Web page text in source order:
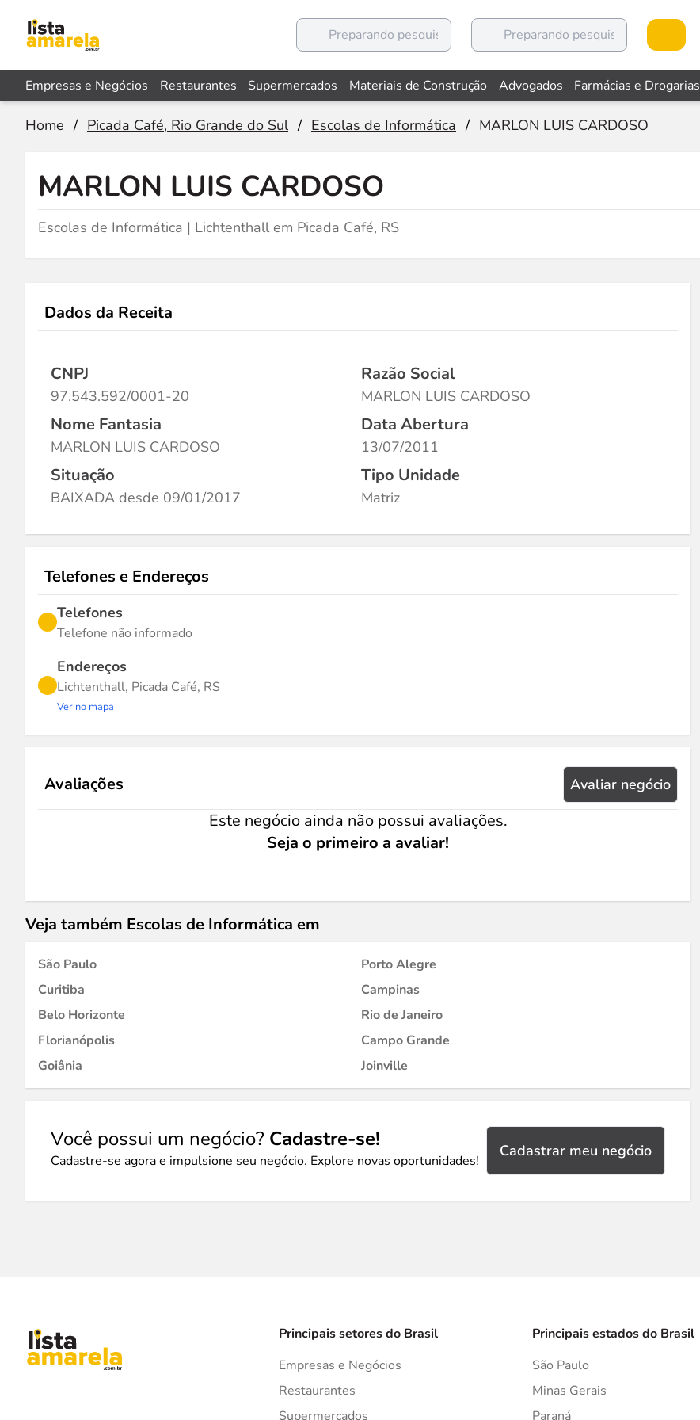
Empresas e Negócios Restaurantes Supermercados Materiais de Construção Advogados Farmácias e Drogarias
Home / Picada Café, Rio Grande do Sul / Escolas de Informática / MARLON LUIS CARDOSO
MARLON LUIS CARDOSO
Escolas de Informática | Lichtenthall em Picada Café, RS
Dados da Receita
CNPJ
97.543.592/0001-20
Razão Social
MARLON LUIS CARDOSO
Nome Fantasia
MARLON LUIS CARDOSO
Data Abertura
13/07/2011
Situação
BAIXADA desde 09/01/2017
Tipo Unidade
Matriz
Telefones e Endereços
Telefones
Telefone não informado
Endereços
Lichtenthall, Picada Café, RS
Ver no mapa
Avaliações Avaliar negócio
Este negócio ainda não possui avaliações.
Seja o primeiro a avaliar!
Veja também Escolas de Informática em
São Paulo
Porto Alegre
Curitiba
Campinas
Belo Horizonte
Rio de Janeiro
Florianópolis
Campo Grande
Goiânia
Joinville
Você possui um negócio? Cadastre-se!
Cadastre-se agora e impulsione seu negócio. Explore novas oportunidades!
Cadastrar meu negócio
Principais setores do Brasil
Empresas e Negócios
Restaurantes
Supermercados
Principais estados do Brasil
São Paulo
Minas Gerais
Paraná